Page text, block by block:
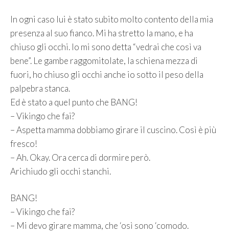
In ogni caso lui è stato subito molto contento della mia
presenza al suo fianco. Mi ha stretto la mano, e ha
chiuso gli occhi. Io mi sono detta “vedrai che così va
bene”. Le gambe raggomitolate, la schiena mezza di
fuori, ho chiuso gli occhi anche io sotto il peso della
palpebra stanca.
Ed è stato a quel punto che BANG!
– Vikingo che fai?
– Aspetta mamma dobbiamo girare il cuscino. Così è più
fresco!
– Ah. Okay. Ora cerca di dormire però.
Arichiudo gli occhi stanchi.
BANG!
– Vikingo che fai?
– Mi devo girare mamma, che ‘osì sono ‘comodo.